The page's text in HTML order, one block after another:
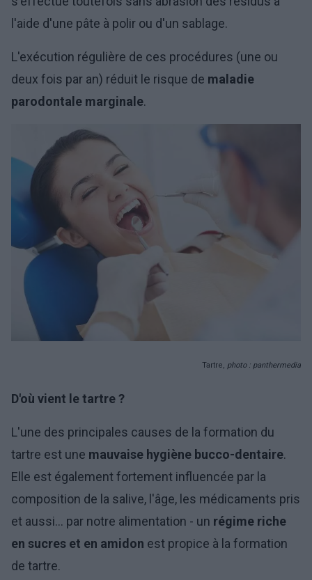
l'aide d'une pâte à polir ou d'un sablage.
L'exécution régulière de ces procédures (une ou
deux fois par an) réduit le risque de maladie
parodontale marginale.
Tartre, photo : panthermedia
D'où vient le tartre ?
L'une des principales causes de la formation du
tartre est une mauvaise hygiène bucco-dentaire.
Elle est également fortement influencée par la
composition de la salive, l'âge, les médicaments pris
et aussi... par notre alimentation - un régime riche
en sucres et en amidon est propice à la formation
de tartre.